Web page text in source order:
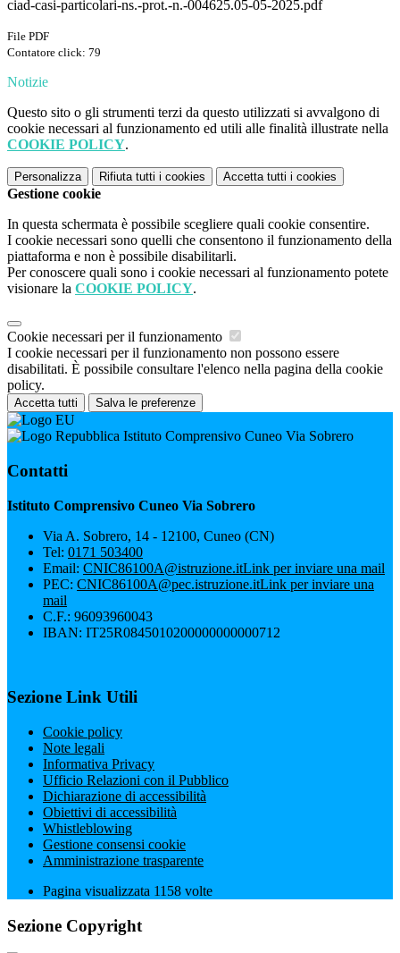
ciad-casi-particolari-ns.-prot.-n.-004625.05-05-2025.pdf
File PDF
Contatore click: 79
Notizie
Questo sito o gli strumenti terzi da questo utilizzati si avvalgono di
cookie necessari al funzionamento ed utili alle finalità illustrate nella
COOKIE POLICY.
Personalizza Rifiuta tutti i cookies Accetta tutti i cookies
Gestione cookie
In questa schermata è possibile scegliere quali cookie consentire.
I cookie necessari sono quelli che consentono il funzionamento della
piattaforma e non è possibile disabilitarli.
Per conoscere quali sono i cookie necessari al funzionamento potete
visionare la COOKIE POLICY.
Cookie necessari per il funzionamento
I cookie necessari per il funzionamento non possono essere
disabilitati. È possibile consultare l'elenco nella pagina della cookie
policy.
Accetta tutti Salva le preferenze
Istituto Comprensivo Cuneo Via Sobrero
Contatti
Istituto Comprensivo Cuneo Via Sobrero
Via A. Sobrero, 14 - 12100, Cuneo (CN)
Tel: 0171 503400
Email: CNIC86100A@istruzione.itLink per inviare una mail
PEC: CNIC86100A@pec.istruzione.itLink per inviare una
mail
C.F.: 96093960043
IBAN: IT25R0845010200000000000712
Sezione Link Utili
Cookie policy
Note legali
Informativa Privacy
Ufficio Relazioni con il Pubblico
Dichiarazione di accessibilità
Obiettivi di accessibilità
Whistleblowing
Gestione consensi cookie
Amministrazione trasparente
Pagina visualizzata 1158 volte
Sezione Copyright